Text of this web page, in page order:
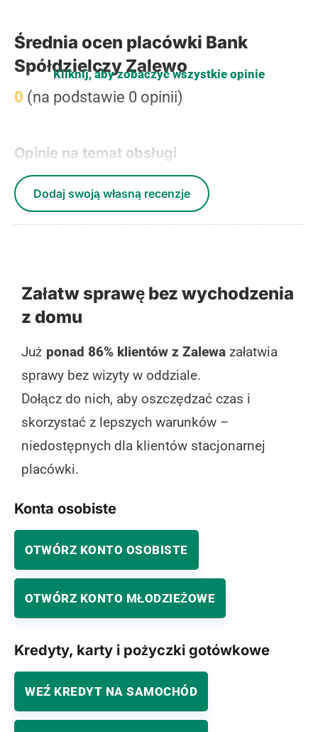
Średnia ocen placówki Bank
Spółdzielczy Zalewo
0 (na podstawie 0 opinii)
Opinie na temat obsługi
Kliknij, aby zobaczyć wszystkie opinie
Dodaj swoją własną recenzje
Załatw sprawę bez wychodzenia
z domu
Już ponad 86% klientów z Zalewa załatwia
sprawy bez wizyty w oddziale.
Dołącz do nich, aby oszczędzać czas i
skorzystać z lepszych warunków –
niedostępnych dla klientów stacjonarnej
placówki.
Konta osobiste
OTWÓRZ KONTO OSOBISTE
OTWÓRZ KONTO MŁODZIEŻOWE
Kredyty, karty i pożyczki gotówkowe
WEŹ KREDYT NA SAMOCHÓD